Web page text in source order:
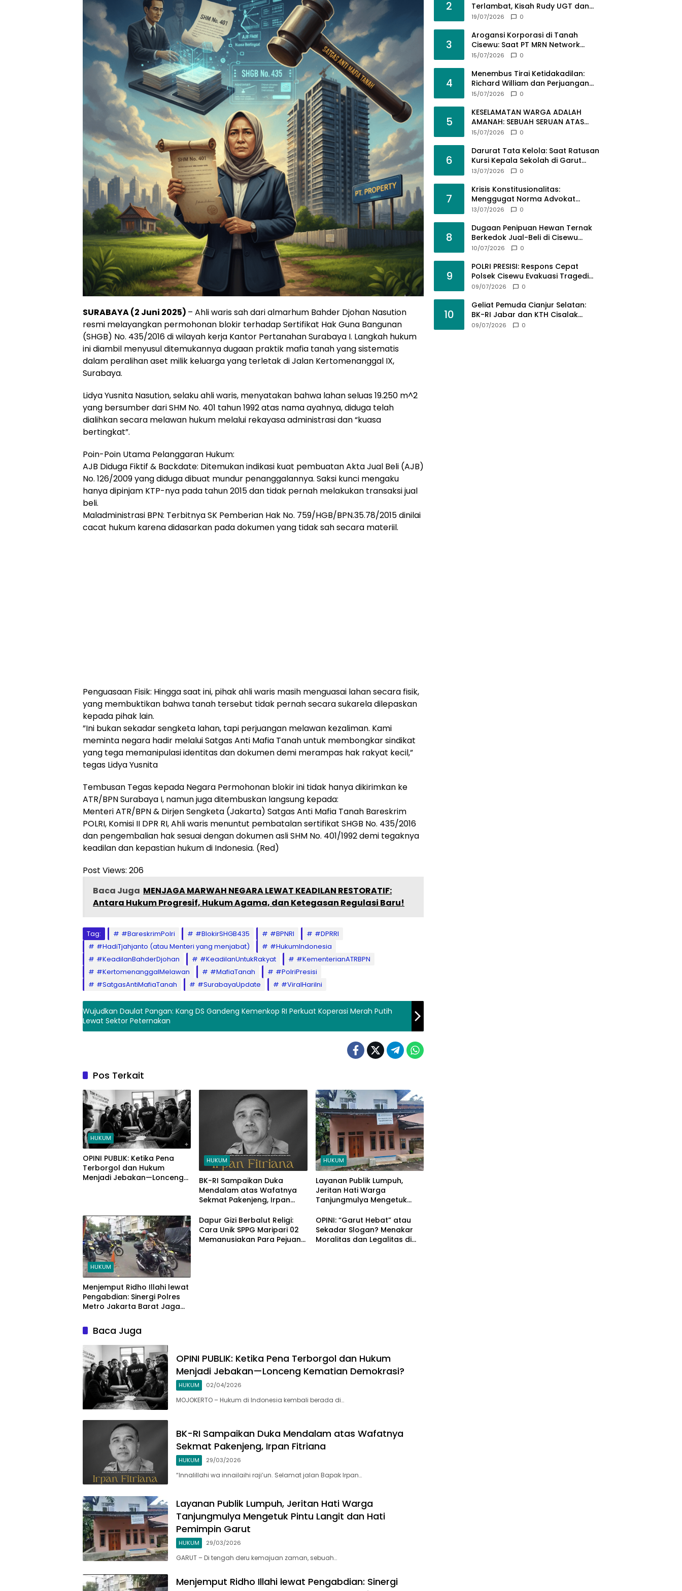
SURABAYA (2 Juni 2025) – Ahli waris sah dari almarhum Bahder Djohan Nasution
resmi melayangkan permohonan blokir terhadap Sertifikat Hak Guna Bangunan
(SHGB) No. 435/2016 di wilayah kerja Kantor Pertanahan Surabaya I. Langkah hukum
ini diambil menyusul ditemukannya dugaan praktik mafia tanah yang sistematis
dalam peralihan aset milik keluarga yang terletak di Jalan Kertomenanggal IX,
Surabaya.
​Lidya Yusnita Nasution, selaku ahli waris, menyatakan bahwa lahan seluas 19.250 m^2
yang bersumber dari SHM No. 401 tahun 1992 atas nama ayahnya, diduga telah
dialihkan secara melawan hukum melalui rekayasa administrasi dan “kuasa
bertingkat”.
​Poin-Poin Utama Pelanggaran Hukum:
​AJB Diduga Fiktif & Backdate: Ditemukan indikasi kuat pembuatan Akta Jual Beli (AJB)
No. 126/2009 yang diduga dibuat mundur penanggalannya. Saksi kunci mengaku
hanya dipinjam KTP-nya pada tahun 2015 dan tidak pernah melakukan transaksi jual
beli.
​Maladministrasi BPN: Terbitnya SK Pemberian Hak No. 759/HGB/BPN.35.78/2015 dinilai
cacat hukum karena didasarkan pada dokumen yang tidak sah secara materiil.
​Penguasaan Fisik: Hingga saat ini, pihak ahli waris masih menguasai lahan secara fisik,
yang membuktikan bahwa tanah tersebut tidak pernah secara sukarela dilepaskan
kepada pihak lain.
​”Ini bukan sekadar sengketa lahan, tapi perjuangan melawan kezaliman. Kami
meminta negara hadir melalui Satgas Anti Mafia Tanah untuk membongkar sindikat
yang tega memanipulasi identitas dan dokumen demi merampas hak rakyat kecil,”
tegas Lidya Yusnita
​Tembusan Tegas kepada Negara Permohonan blokir ini tidak hanya dikirimkan ke
ATR/BPN Surabaya I, namun juga ditembuskan langsung kepada:
​Menteri ATR/BPN & Dirjen Sengketa (Jakarta) ​Satgas Anti Mafia Tanah Bareskrim
POLRI, ​Komisi II DPR RI, ​Ahli waris menuntut pembatalan sertifikat SHGB No. 435/2016
dan pengembalian hak sesuai dengan dokumen asli SHM No. 401/1992 demi tegaknya
keadilan dan kepastian hukum di Indonesia. (Red)
Post Views: 206
Baca Juga MENJAGA MARWAH NEGARA LEWAT KEADILAN RESTORATIF:
Antara Hukum Progresif, Hukum Agama, dan Ketegasan Regulasi Baru!
Tag: #BareskrimPolri #BlokirSHGB435 #BPNRI
#DPRRI
#HadiTjahjanto (atau Menteri yang menjabat)
#HukumIndonesia
#KeadilanBahderDjohan
#KeadilanUntukRakyat
​#KementerianATRBPN
#KertomenanggalMelawan
​#MafiaTanah
#PolriPresisi
#SatgasAntiMafiaTanah
#SurabayaUpdate #ViralHariIni
Wujudkan Daulat Pangan: Kang DS Gandeng Kemenkop RI Perkuat Koperasi Merah Putih
Lewat Sektor Peternakan
Pos Terkait
HUKUM
OPINI PUBLIK: Ketika Pena
Terborgol dan Hukum
Menjadi Jebakan—Lonceng
HUKUM
BK-RI Sampaikan Duka
Mendalam atas Wafatnya
Sekmat Pakenjeng, Irpan
HUKUM
Layanan Publik Lumpuh,
Jeritan Hati Warga
Tanjungmulya Mengetuk
Pemimpin Garut
HUKUM
Menjemput Ridho Illahi lewat
Pengabdian: Sinergi Polres
Metro Jakarta Barat Jaga
Roa Malaka
Dapur Gizi Berbalut Religi:
Cara Unik SPPG Maripari 02
Memanusiakan Para Pejuang
OPINI: “Garut Hebat” atau
Sekadar Slogan? Menakar
Moralitas dan Legalitas di
Baca Juga
OPINI PUBLIK: Ketika Pena Terborgol dan Hukum
Menjadi Jebakan—Lonceng Kematian Demokrasi?
HUKUM 02/04/2026
MOJOKERTO – Hukum di Indonesia kembali berada di…
BK-RI Sampaikan Duka Mendalam atas Wafatnya
Sekmat Pakenjeng, Irpan Fitriana
HUKUM 29/03/2026
​“Innalillahi wa innailaihi raji’un. Selamat jalan Bapak Irpan…
Layanan Publik Lumpuh, Jeritan Hati Warga
Tanjungmulya Mengetuk Pintu Langit dan Hati
Pemimpin Garut
HUKUM 29/03/2026
GARUT – Di tengah deru kemajuan zaman, sebuah…
Menjemput Ridho Illahi lewat Pengabdian: Sinergi
2
Terlambat, Kisah Rudy UGT dan
Misi Membangun SDM Bangsa
19/07/2026 0
3
Arogansi Korporasi di Tanah
Cisewu: Saat PT MRN Network
Global Mengabaikan Adab dan
15/07/2026 0
4
Menembus Tirai Ketidakadilan:
Richard William dan Perjuangan
Konstitusional Advokat dalam
15/07/2026 0
5
KESELAMATAN WARGA ADALAH
AMANAH: SEBUAH SERUAN ATAS
SEMRAWUTNYA KABEL UTILITAS
15/07/2026 0
6
Darurat Tata Kelola: Saat Ratusan
Kursi Kepala Sekolah di Garut
“Dibiarkan Kosong” di Tengah
13/07/2026 0
7
Krisis Konstitusionalitas:
Menggugat Norma Advokat
dalam KUHAP Nomor 20 Tahun
Bermartabat
13/07/2026 0
8
Dugaan Penipuan Hewan Ternak
Berkedok Jual-Beli di Cisewu
Garut: Ratusan Juta Rupiah Raib,
Tangan
10/07/2026 0
9
POLRI PRESISI: Respons Cepat
Polsek Cisewu Evakuasi Tragedi
Gantung Diri, Kedepankan
Demi Jaga Marwah Negara
09/07/2026 0
10
Geliat Pemuda Cianjur Selatan:
BK-RI Jabar dan KTH Cisalak
Cidaun Dobrak Potensi Wisata
09/07/2026 0